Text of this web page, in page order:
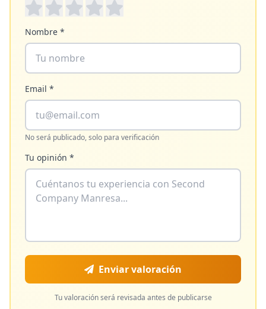
Nombre *
Email *
No será publicado, solo para verificación
Tu opinión *
Enviar valoración
Tu valoración será revisada antes de publicarse